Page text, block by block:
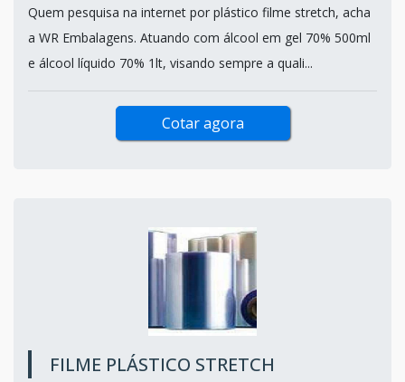
Quem pesquisa na internet por plástico filme stretch, acha
a WR Embalagens. Atuando com álcool em gel 70% 500ml
e álcool líquido 70% 1lt, visando sempre a quali...
Cotar agora
FILME PLÁSTICO STRETCH